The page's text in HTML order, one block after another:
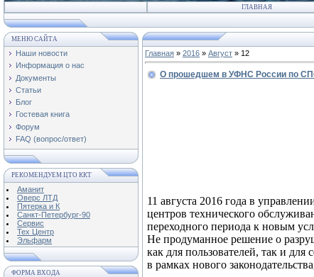
ГЛАВНАЯ
МЕНЮ САЙТА
Наши новости
Информация о нас
Документы
Статьи
Блог
Гостевая книга
Форум
FAQ (вопрос/ответ)
РЕКОМЕНДУЕМ ЦТО ККТ
Аманит
Оверс ЛТД
Пятерка и К
Санкт-Петербург-90
Сервис
Тех Центр
Эльфарм
ФОРМА ВХОДА
Главная » 2016 » Август » 12
О прошедшем в УФНС России по
11 августа 2016 года в
центров технического
переходного периода к новым
Не продуманное решение о
как для пользователей, так и
в рамках нового